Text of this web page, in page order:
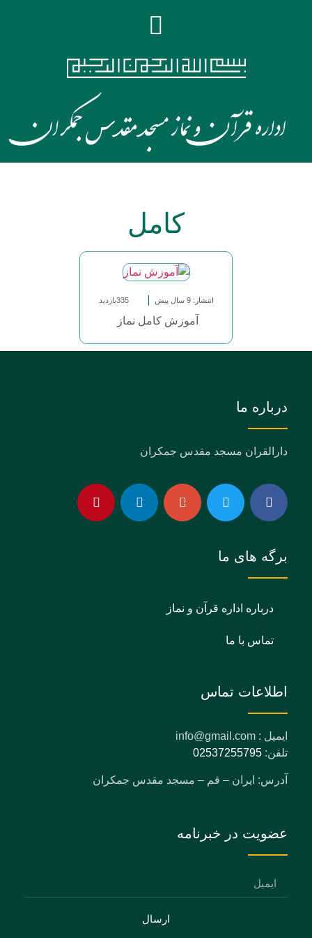
کامل
انتشار: 9 سال پیش 335بازدید
آموزش کامل نماز
درباره ما
دارالقران مسجد مقدس جمکران
برگه های ما
درباره اداره قرآن و نماز
تماس با ما
اطلاعات تماس
ایمیل : info@gmail.com
تلفن: 02537255795
آدرس: ایران – قم – مسجد مقدس جمکران
عضویت در خبرنامه
ارسال